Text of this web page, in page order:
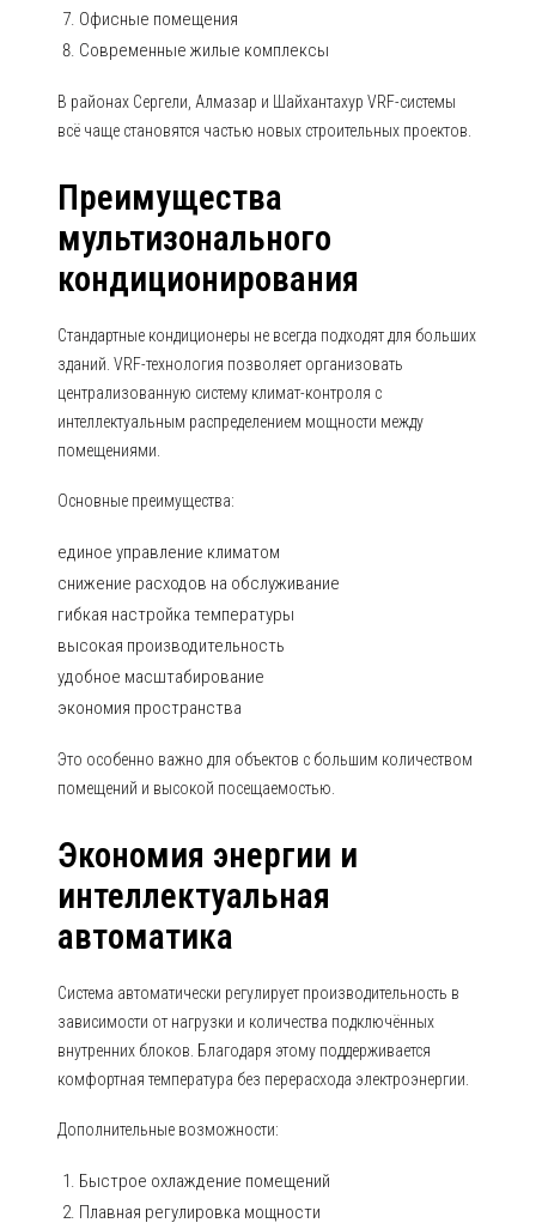
Офисные помещения
Современные жилые комплексы
В районах Сергели, Алмазар и Шайхантахур VRF-системы
всё чаще становятся частью новых строительных проектов.
Преимущества
мультизонального
кондиционирования
Стандартные кондиционеры не всегда подходят для больших
зданий. VRF-технология позволяет организовать
централизованную систему климат-контроля с
интеллектуальным распределением мощности между
помещениями.
Основные преимущества:
единое управление климатом
снижение расходов на обслуживание
гибкая настройка температуры
высокая производительность
удобное масштабирование
экономия пространства
Это особенно важно для объектов с большим количеством
помещений и высокой посещаемостью.
Экономия энергии и
интеллектуальная
автоматика
Система автоматически регулирует производительность в
зависимости от нагрузки и количества подключённых
внутренних блоков. Благодаря этому поддерживается
комфортная температура без перерасхода электроэнергии.
Дополнительные возможности:
Быстрое охлаждение помещений
Плавная регулировка мощности